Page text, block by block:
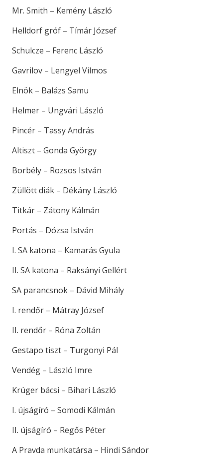
Mr. Smith – Kemény László
Helldorf gróf – Tímár József
Schulcze – Ferenc László
Gavrilov – Lengyel Vilmos
Elnök – Balázs Samu
Helmer – Ungvári László
Pincér – Tassy András
Altiszt – Gonda György
Borbély – Rozsos István
Züllött diák – Dékány László
Titkár – Zátony Kálmán
Portás – Dózsa István
I. SA katona – Kamarás Gyula
II. SA katona – Raksányi Gellért
SA parancsnok – Dávid Mihály
I. rendőr – Mátray József
II. rendőr – Róna Zoltán
Gestapo tiszt – Turgonyi Pál
Vendég – László Imre
Krüger bácsi – Bihari László
I. újságíró – Somodi Kálmán
II. újságíró – Regős Péter
A Pravda munkatársa – Hindi Sándor